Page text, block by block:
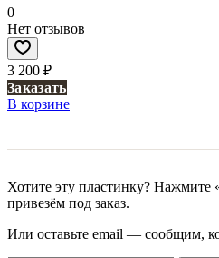
0
Нет отзывов
3 200 ₽
Заказать
В корзине
Хотите эту пластинку? Нажмите
привезём под заказ.
Или оставьте email — сообщим,